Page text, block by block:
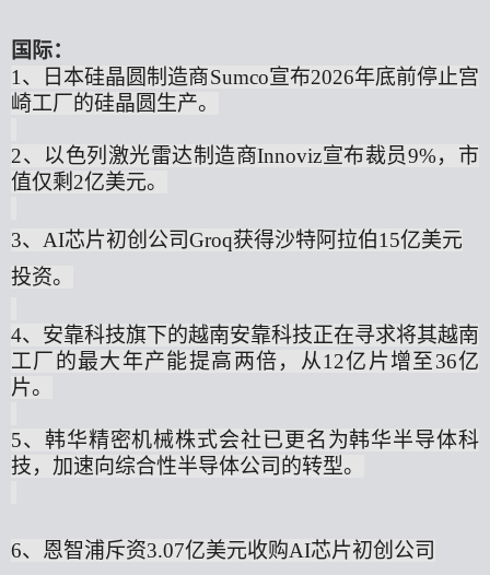
国际：
1、
日本硅晶圆制造商Sumco宣布2026年底前停止宫
崎工厂的硅晶圆生产。
2、 以色列激光雷达制造商Innoviz宣布裁员9%，市
值仅剩 2亿美元。
3、AI芯片初创公司Groq获得沙特阿拉伯15亿美元
投资。
4、安靠科技旗下的越南安靠科技正在寻求将其越南
工厂的最大年产能提高两倍，从12亿片增至36亿
片。
5、韩华精密机械株式会社已更名为韩华半导体科
技，加速向综合性半导体公司的转型。
6、恩智浦斥资3.07亿美元收购AI芯片初创公司